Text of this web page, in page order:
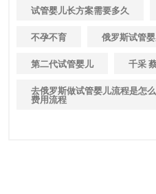
试管婴儿长方案需要多久
不孕不育 俄罗斯试管
第二代试管婴儿 千采
去俄罗斯做试管婴儿流程是怎
费用流程